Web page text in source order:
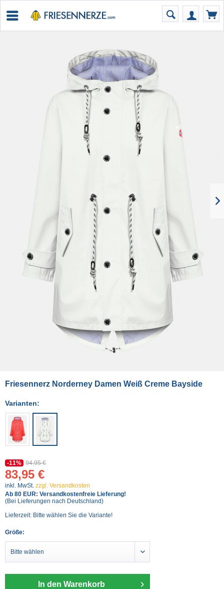
Friesennerz Norderney Damen Weiß Creme Bayside
Varianten:
-11% 94,95 €
83,95 €
inkl. MwSt. zzgl. Versandkosten
Ab 80 EUR: Versandkostenfreie Lieferung!
(Bei Lieferungen nach Deutschland)
Lieferzeit: Bitte wählen Sie die Variante!
Größe:
In den Warenkorb